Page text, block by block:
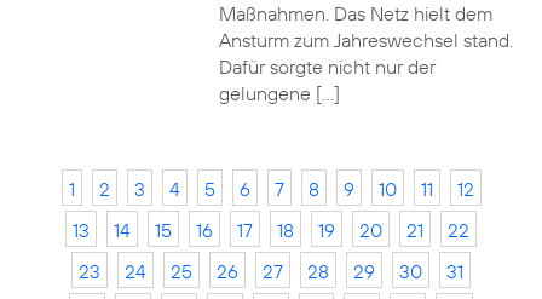
Maßnahmen. Das Netz hielt dem
Ansturm zum Jahreswechsel stand.
Dafür sorgte nicht nur der
gelungene […]
1 2 3 4 5 6 7 8 9 10 11
12
13
14 15 16 17 18 19 20 21
22
23
24 25 26 27 28 29 30
31